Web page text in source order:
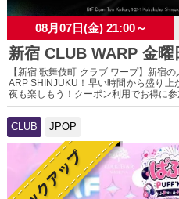
08月07日(金) 21:00～
新宿 CLUB WARP 金曜
【新宿 歌舞伎町 クラブ ワープ】新宿
ARP SHINJUKU！早い時間から盛り上
夜も楽しもう！クーポン利用でお得に
CLUB JPOP